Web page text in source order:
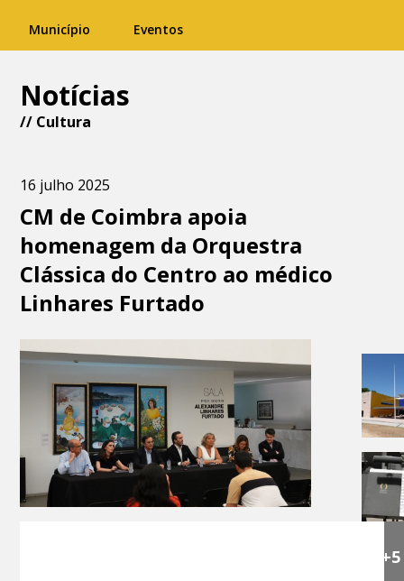
Município Eventos
Notícias
// Cultura
16 julho 2025
CM de Coimbra apoia
homenagem da Orquestra
Clássica do Centro ao médico
Linhares Furtado
+5